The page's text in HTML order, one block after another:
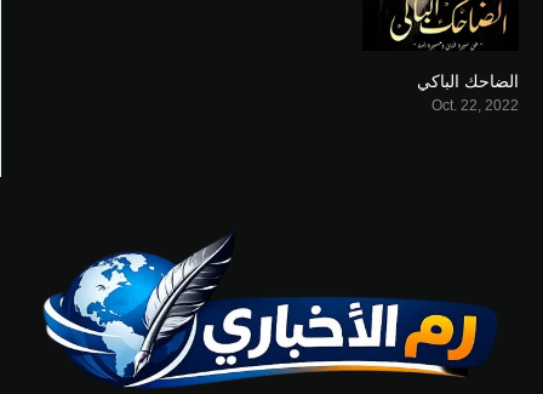
الضاحك الباكي
Oct. 22, 2022